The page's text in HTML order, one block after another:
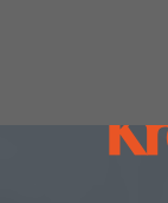
Καλώς